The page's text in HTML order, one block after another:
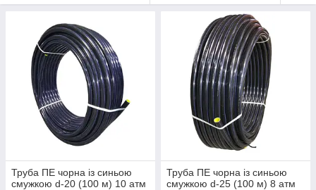
Труба ПЕ чорна із синьою
смужкою d-20 (100 м) 10 атм
Труба ПЕ чорна із синьою
смужкою d-25 (100 м) 8 атм